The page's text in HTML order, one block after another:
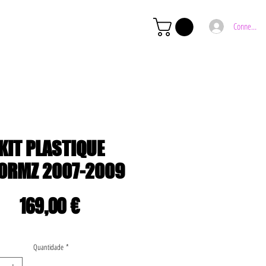
Connexion
KIT PLASTIQUE
2007-2009
169,00 €Preço
Quantidade *